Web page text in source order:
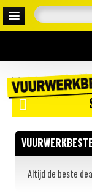
Altijd de beste